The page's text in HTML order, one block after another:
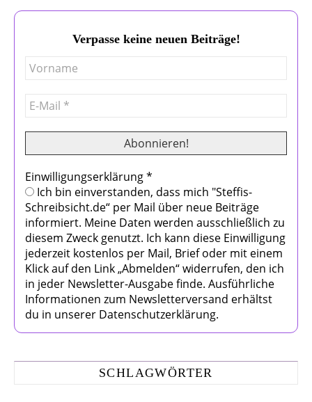
Verpasse keine neuen Beiträge!
Einwilligungserklärung*
Ich bin einverstanden, dass mich "Steffis-
Schreibsicht.de“ per Mail über neue Beiträge
informiert. Meine Daten werden ausschließlich zu
diesem Zweck genutzt. Ich kann diese Einwilligung
jederzeit kostenlos per Mail, Brief oder mit einem
Klick auf den Link „Abmelden“ widerrufen, den ich
in jeder Newsletter-Ausgabe finde. Ausführliche
Informationen zum Newsletterversand erhältst
du in unserer Datenschutzerklärung.
SCHLAGWÖRTER